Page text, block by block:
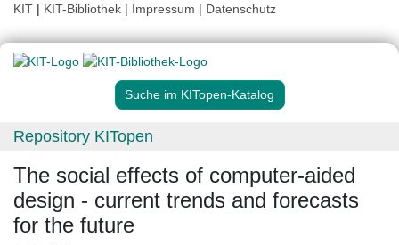
KIT | KIT-Bibliothek | Impressum | Datenschutz
Suche im KITopen-Katalog
Repository KITopen
The social effects of computer-aided
design - current trends and forecasts
for the future